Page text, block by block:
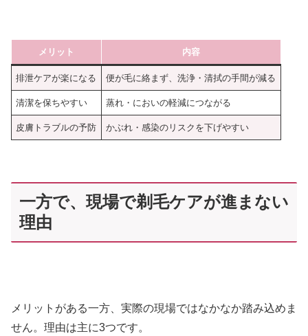
メリット 内容
排泄ケアが楽になる 便が毛に絡まず、洗浄・清拭の手間が減る
清潔を保ちやすい 蒸れ・においの軽減につながる
皮膚トラブルの予防 かぶれ・感染のリスクを下げやすい
一方で、現場で剃毛ケアが進まない
理由
メリットがある一方、実際の現場ではなかなか踏み込めま
せん。理由は主に3つです。